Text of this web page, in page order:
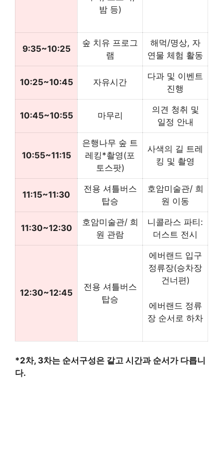
밤 등)
9:35~10:25
숲 치유 프로그
램
해먹/명상, 자
연물 체험 활동
10:25~10:45 자유시간
다과 및 이벤트
진행
10:45~10:55 마무리
의견 청취 및
일정 안내
10:55~11:15
은행나무 숲 트
레킹*촬영(포
토스팟)
사색의 길 트레
킹 및 촬영
11:15~11:30
전용 셔틀버스
탑승
호암미술관/ 희
원 이동
11:30~12:30
호암미술관/ 희
원 관람
니콜라스 파티:
더스트 전시
12:30~12:45
전용 셔틀버스
탑승
에버랜드 입구
정류장(승차장
건너편)
에버랜드 정류
장 순서로 하차
*2차, 3차는 순서구성은 같고 시간과 순서가 다릅니
다.